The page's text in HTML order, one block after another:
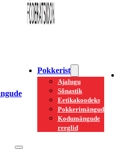
Pokkerist
Ajalugu
Sõnastik
Eetikakoodeks
Pokkerimängud
Kodumängude
reeglid